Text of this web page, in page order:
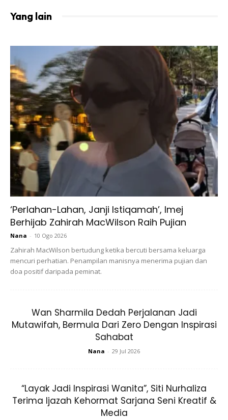
Malah, pelakon itu juga turut mendoakan agar dia dan
suami tercinta sentiasa ‘sweet’ hingga ke akhir hayat dan
hingga akhir waktu.
Ads
Yang lain
‘Perlahan-Lahan, Janji Istiqamah’, Imej
Berhijab Zahirah MacWilson Raih Pujian
Nana - 10 Ogo 2026
Zahirah MacWilson bertudung ketika bercuti bersama keluarga
mencuri perhatian. Penampilan manisnya menerima pujian dan
doa positif daripada peminat.
Wan Sharmila Dedah Perjalanan Jadi
Mutawifah, Bermula Dari Zero Dengan Inspirasi
Sahabat
Nana - 29 Jul 2026
“Layak Jadi Inspirasi Wanita”, Siti Nurhaliza
Terima Ijazah Kehormat Sarjana Seni Kreatif &
Media